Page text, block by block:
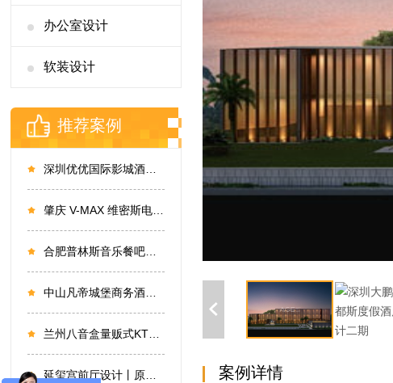
办公室设计
软装设计
推荐案例
案例详情